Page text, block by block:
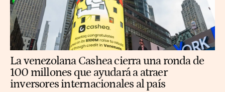
La venezolana Cashea cierra una ronda de
100 millones que ayudará a atraer
inversores internacionales al país